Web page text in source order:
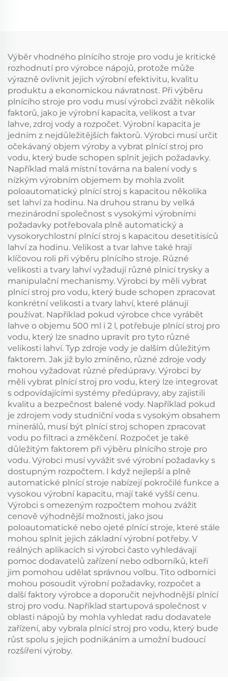
Výběr vhodného plnícího stroje pro vodu je kritické
rozhodnutí pro výrobce nápojů, protože může
výrazně ovlivnit jejich výrobní efektivitu, kvalitu
produktu a ekonomickou návratnost. Při výběru
plnícího stroje pro vodu musí výrobci zvážit několik
faktorů, jako je výrobní kapacita, velikost a tvar
lahve, zdroj vody a rozpočet. Výrobní kapacita je
jedním z nejdůležitějších faktorů. Výrobci musí určit
očekávaný objem výroby a vybrat plnící stroj pro
vodu, který bude schopen splnit jejich požadavky.
Například malá místní továrna na balení vody s
nízkým výrobním objemem by mohla zvolit
poloautomatický plnící stroj s kapacitou několika
set lahví za hodinu. Na druhou stranu by velká
mezinárodní společnost s vysokými výrobními
požadavky potřebovala plně automatický a
vysokorychlostní plnící stroj s kapacitou desetitisíců
lahví za hodinu. Velikost a tvar lahve také hrají
klíčovou roli při výběru plnícího stroje. Různé
velikosti a tvary lahví vyžadují různé plnicí trysky a
manipulační mechanismy. Výrobci by měli vybrat
plnící stroj pro vodu, který bude schopen zpracovat
konkrétní velikosti a tvary lahví, které plánují
používat. Například pokud výrobce chce vyrábět
lahve o objemu 500 ml i 2 l, potřebuje plnící stroj pro
vodu, který lze snadno upravit pro tyto různé
velikosti lahví. Typ zdroje vody je dalším důležitým
faktorem. Jak již bylo zmíněno, různé zdroje vody
mohou vyžadovat různé předúpravy. Výrobci by
měli vybrat plnící stroj pro vodu, který lze integrovat
s odpovídajícími systémy předúpravy, aby zajistili
kvalitu a bezpečnost balené vody. Například pokud
je zdrojem vody studniční voda s vysokým obsahem
minerálů, musí být plnící stroj schopen zpracovat
vodu po filtraci a změkčení. Rozpočet je také
důležitým faktorem při výběru plnícího stroje pro
vodu. Výrobci musí vyvážit své výrobní požadavky s
dostupným rozpočtem. I když nejlepší a plně
automatické plnící stroje nabízejí pokročilé funkce a
vysokou výrobní kapacitu, mají také vyšší cenu.
Výrobci s omezeným rozpočtem mohou zvážit
cenově výhodnější možnosti, jako jsou
poloautomatické nebo ojeté plnící stroje, které stále
mohou splnit jejich základní výrobní potřeby. V
reálných aplikacích si výrobci často vyhledávají
pomoc dodavatelů zařízení nebo odborníků, kteří
jim pomohou udělat správnou volbu. Tito odborníci
mohou posoudit výrobní požadavky, rozpočet a
další faktory výrobce a doporučit nejvhodnější plnící
stroj pro vodu. Například startupová společnost v
oblasti nápojů by mohla vyhledat radu dodavatele
zařízení, aby vybrala plnící stroj pro vodu, který bude
růst spolu s jejich podnikáním a umožní budoucí
rozšíření výroby.